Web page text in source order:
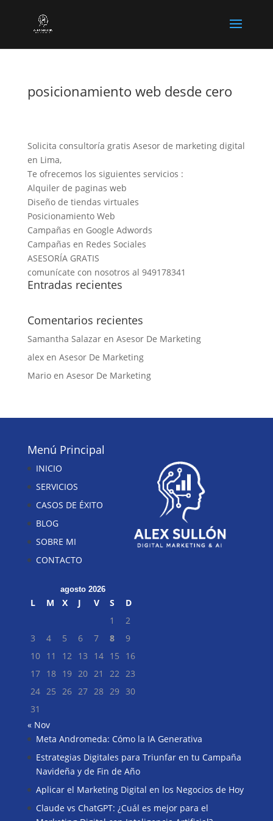
posicionamiento web desde cero
Solicita consultoría gratis Asesor de marketing digital
en Lima,
Te ofrecemos los siguientes servicios :
Alquiler de paginas web
Diseño de tiendas virtuales
Posicionamiento Web
Campañas en Google Adwords
Campañas en Redes Sociales
ASESORÍA GRATIS
comunícate con nosotros al 949178341
Entradas recientes
Comentarios recientes
Samantha Salazaren Asesor De Marketing
alexen Asesor De Marketing
Marioen Asesor De Marketing
Menú Principal
INICIO
SERVICIOS
CASOS DE ÉXITO
BLOG
SOBRE MI
CONTACTO
agosto 2026
L M X J V S
D
1
2
3
4 5 6 7 8
9
10 11 12 13 14 15
16
17 18 19 20 21 22 23
24 25 26 27 28 29 30
31
« Nov
Meta Andromeda: Cómo la IA Generativa
Estrategias Digitales para Triunfar en tu Campaña
Navideña y de Fin de Año
Aplicar el Marketing Digital en los Negocios de Hoy
Claude vs ChatGPT: ¿Cuál es mejor para el